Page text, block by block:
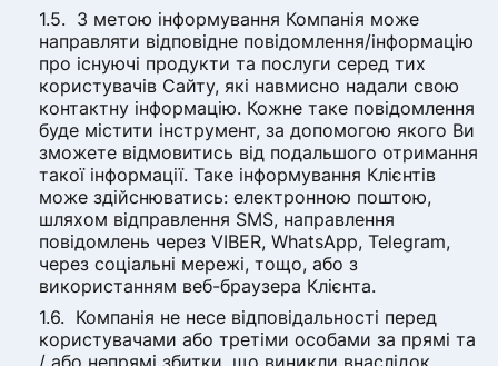
З метою інформування Компанія може
направляти відповідне повідомлення/інформацію
про існуючі продукти та послуги серед тих
користувачів Сайту, які навмисно надали свою
контактну інформацію. Кожне таке повідомлення
буде містити інструмент, за допомогою якого Ви
зможете відмовитись від подальшого отримання
такої інформації. Таке інформування Клієнтів
може здійснюватись: електронною поштою,
шляхом відправлення SMS, направлення
повідомлень через VIBER, WhatsApp, Telegram,
через соціальні мережі, тощо, або з
використанням веб-браузера Клієнта.
Компанія не несе відповідальності перед
користувачами або третіми особами за прямі та
/ або непрямі збитки, що виникли внаслідок